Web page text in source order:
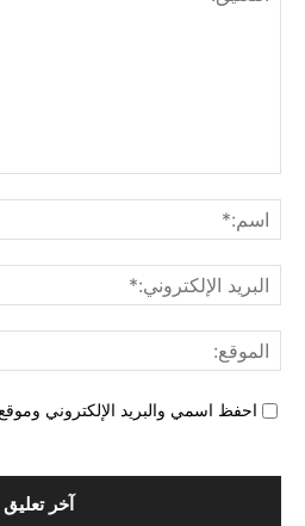
احفظ اسمي والبريد الإلكتروني